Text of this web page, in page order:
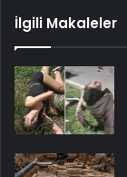
İlgili Makaleler